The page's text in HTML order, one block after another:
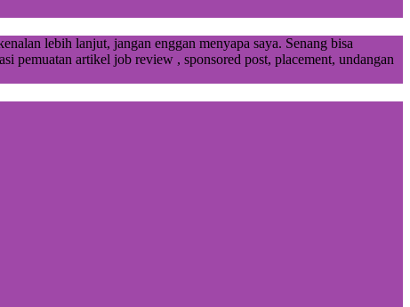
lebih lanjut, jangan enggan menyapa saya. Senang bisa
pemuatan artikel job review , sponsored post, placement, undangan